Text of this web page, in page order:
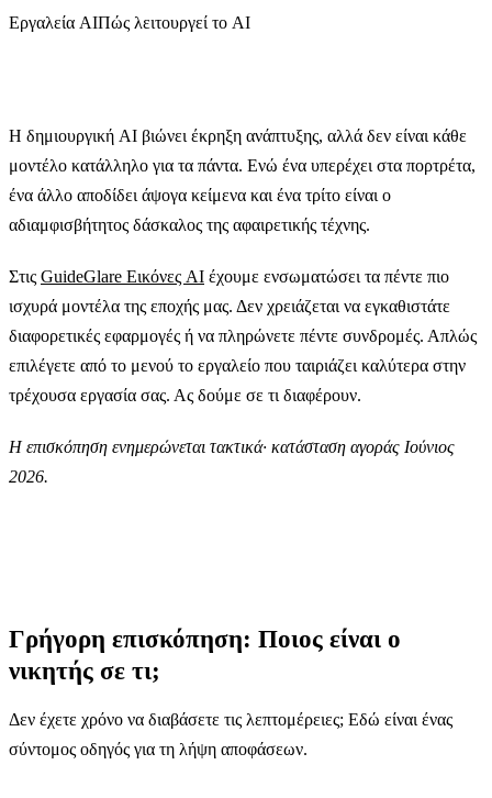
Εργαλεία AIΠώς λειτουργεί το AI
Η δημιουργική AI βιώνει έκρηξη ανάπτυξης, αλλά δεν είναι κάθε
μοντέλο κατάλληλο για τα πάντα. Ενώ ένα υπερέχει στα πορτρέτα,
ένα άλλο αποδίδει άψογα κείμενα και ένα τρίτο είναι ο
αδιαμφισβήτητος δάσκαλος της αφαιρετικής τέχνης.
Στις GuideGlare Εικόνες AI έχουμε ενσωματώσει τα πέντε πιο
ισχυρά μοντέλα της εποχής μας. Δεν χρειάζεται να εγκαθιστάτε
διαφορετικές εφαρμογές ή να πληρώνετε πέντε συνδρομές. Απλώς
επιλέγετε από το μενού το εργαλείο που ταιριάζει καλύτερα στην
τρέχουσα εργασία σας. Ας δούμε σε τι διαφέρουν.
Η επισκόπηση ενημερώνεται τακτικά· κατάσταση αγοράς Ιούνιος
2026.
Γρήγορη επισκόπηση: Ποιος είναι ο
νικητής σε τι;
Δεν έχετε χρόνο να διαβάσετε τις λεπτομέρειες; Εδώ είναι ένας
σύντομος οδηγός για τη λήψη αποφάσεων.